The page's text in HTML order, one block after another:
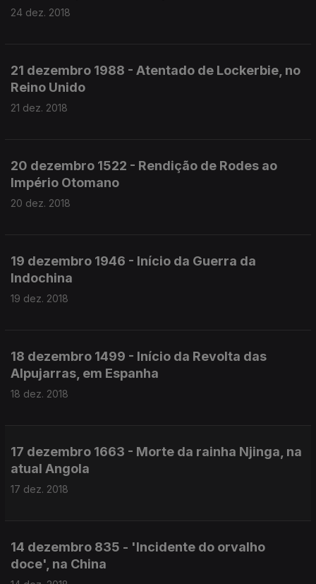
24 dez. 2018
21 dezembro 1988 - Atentado de Lockerbie, no
Reino Unido
21 dez. 2018
20 dezembro 1522 - Rendição de Rodes ao
Império Otomano
20 dez. 2018
19 dezembro 1946 - Início da Guerra da
Indochina
19 dez. 2018
18 dezembro 1499 - Início da Revolta das
Alpujarras, em Espanha
18 dez. 2018
17 dezembro 1663 - Morte da rainha Njinga, na
atual Angola
17 dez. 2018
14 dezembro 835 - 'Incidente do orvalho
doce', na China